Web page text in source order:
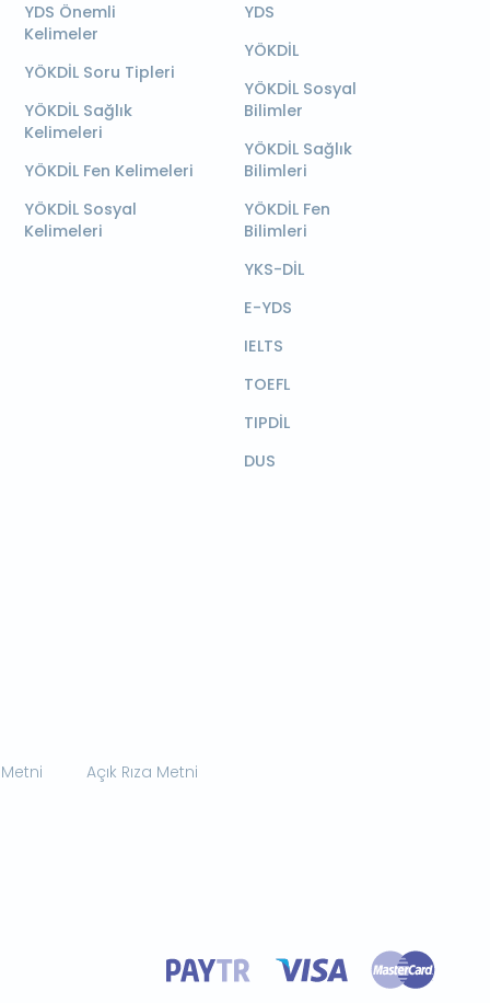
YDS Önemli
Kelimeler
YÖKDİL Soru Tipleri
YÖKDİL Sağlık
Kelimeleri
YÖKDİL Fen Kelimeleri
YÖKDİL Sosyal
Kelimeleri
YDS
YÖKDİL
YÖKDİL Sosyal
Bilimler
YÖKDİL Sağlık
Bilimleri
YÖKDİL Fen
Bilimleri
YKS-DİL
E-YDS
IELTS
TOEFL
TIPDİL
DUS
Açık Rıza Metni